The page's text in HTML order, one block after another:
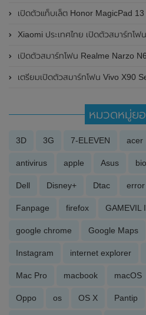
เปิดตัวแท็บเล็ต Honor MagicPad 13 อย่างเป็นทางการแล้วในประเทศจีน มาพร้อมหน้าจ
Xiaomi ประเทศไทย เปิดตัวสมาร์ทโฟน Xiaomi 13T Series
เปิดตัวสมาร์ทโฟน Realme Narzo N61 อย่างเป็นทางการในประเทศอินเดีย มาพร้อมดีไซน์ตัวเครื่องอะลูมิเนี
เตรียมเปิดตัวสมาร์ทโฟน Vivo X90 Series เวอร์ชั่
หมวดหมู่ย
3D 3G 7-ELEVEN acer
antivirus apple Asus
Dell Disney+ Dtac error
Fanpage firefox GAMEVIL
google chrome Google Maps
Instagram internet explorer
Mac Pro macbook macOS
Oppo os OS X Pantip